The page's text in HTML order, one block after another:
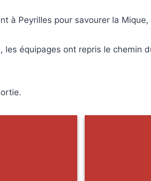
à Peyrilles pour savourer la
équipages ont repris le chemin